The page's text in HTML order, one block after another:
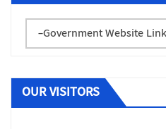
OUR VISITORS